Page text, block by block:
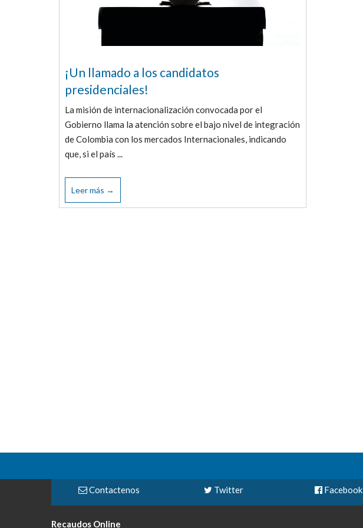
¡Un llamado a los candidatos
presidenciales!
La misión de internacionalización convocada por el
Gobierno llama la atención sobre el bajo nivel de integración
de Colombia con los mercados Internacionales, indicando
que, si el país ...
Leer más →
Contactenos Twitter Facebook
Recaudos Online